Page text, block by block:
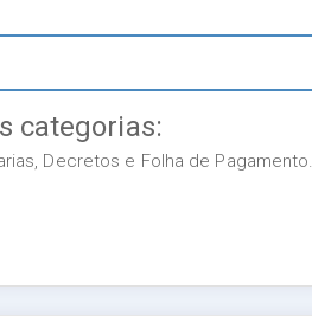
categorias:
Decretos e Folha de Pagamento.